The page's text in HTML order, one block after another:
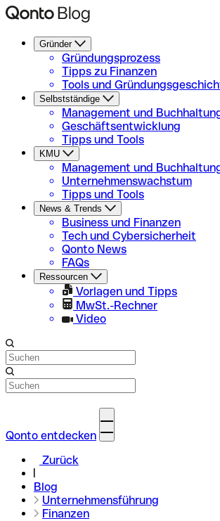
Gründer
Gründungsprozess
Tipps zu Finanzen
Tools und
Selbstständige
Management und
Geschäftsentwicklung
Tipps und Tools
KMU
Management und
Unternehmenswachstum
Tipps und Tools
News & Trends
Business und Finanzen
Tech und Cybersicherheit
Qonto News
FAQs
Ressourcen
Vorlagen und Tipps
MwSt.-Rechner
Video
Qonto entdecken
Zurück
Blog
Unternehmensführung
Finanzen